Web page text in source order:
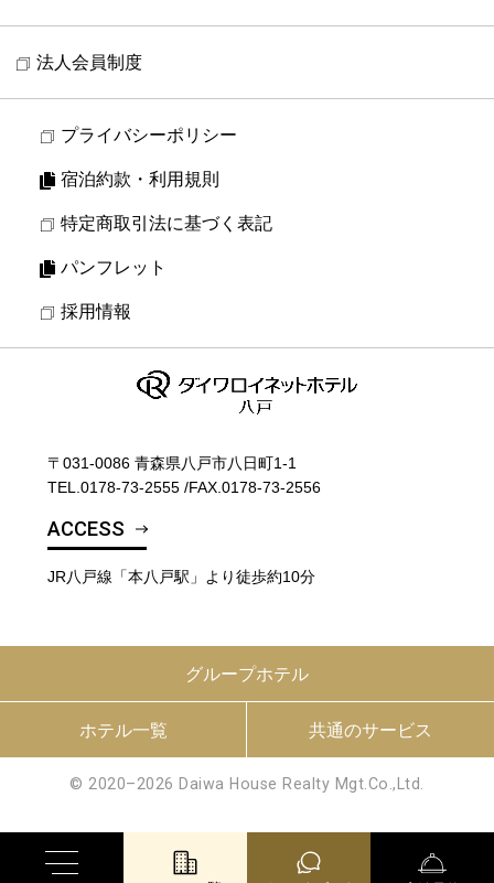
法人会員制度
プライバシーポリシー
宿泊約款・利用規則
特定商取引法に基づく表記
パンフレット
採用情報
〒031-0086 青森県八戸市八日町1-1
TEL. 0178-73-2555 /FAX.0178-73-2556
ACCESS
JR八戸線「本八戸駅」より徒歩約10分
グループホテル
ホテル一覧 共通のサービス
© 2020–2026 Daiwa House Realty Mgt.Co.,Ltd.